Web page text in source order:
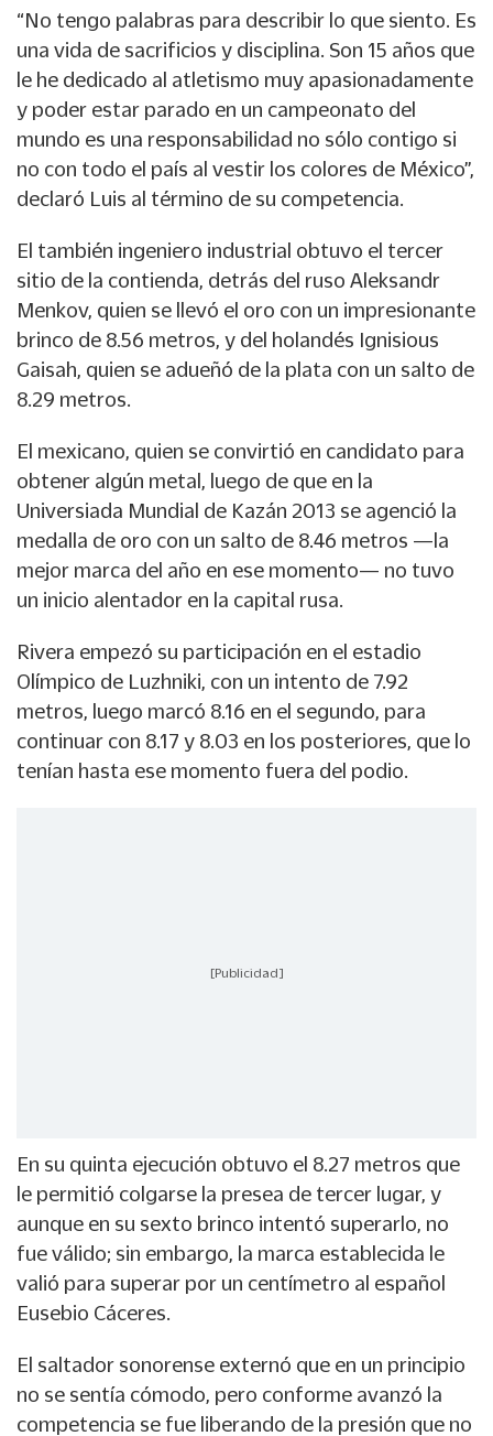
“No tengo palabras para describir lo que siento. Es
una vida de sacrificios y disciplina. Son 15 años que
le he dedicado al atletismo muy apasionadamente
y poder estar parado en un campeonato del
mundo es una responsabilidad no sólo contigo si
no con todo el país al vestir los colores de México”,
declaró Luis al término de su competencia.
El también ingeniero industrial obtuvo el tercer
sitio de la contienda, detrás del ruso Aleksandr
Menkov, quien se llevó el oro con un impresionante
brinco de 8.56 metros, y del holandés Ignisious
Gaisah, quien se adueñó de la plata con un salto de
8.29 metros.
El mexicano, quien se convirtió en candidato para
obtener algún metal, luego de que en la
Universiada Mundial de Kazán 2013 se agenció la
medalla de oro con un salto de 8.46 metros —la
mejor marca del año en ese momento— no tuvo
un inicio alentador en la capital rusa.
Rivera empezó su participación en el estadio
Olímpico de Luzhniki, con un intento de 7.92
metros, luego marcó 8.16 en el segundo, para
continuar con 8.17 y 8.03 en los posteriores, que lo
tenían hasta ese momento fuera del podio.
[Publicidad]
En su quinta ejecución obtuvo el 8.27 metros que
le permitió colgarse la presea de tercer lugar, y
aunque en su sexto brinco intentó superarlo, no
fue válido; sin embargo, la marca establecida le
valió para superar por un centímetro al español
Eusebio Cáceres.
El saltador sonorense externó que en un principio
no se sentía cómodo, pero conforme avanzó la
competencia se fue liberando de la presión que no